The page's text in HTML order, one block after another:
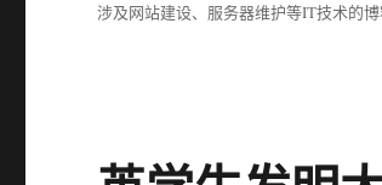
涉及网站建设、服务器维护等IT技术的